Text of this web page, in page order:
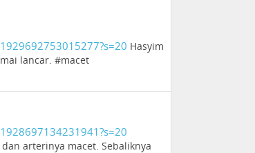
Hasyim
lancar. #macet
arterinya macet. Sebaliknya